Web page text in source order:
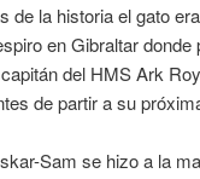
de la historia el gato
en Gibraltar
del HMS Ark
de partir a su
Sam se hizo a la